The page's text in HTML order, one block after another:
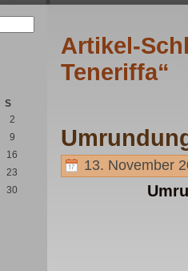
S
2
9
16
23
30
Artikel-
Teneriffa“
13. November